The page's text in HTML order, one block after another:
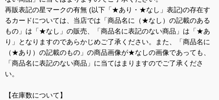
再販表記の星マークの有無 (以下「★あり・★なし」表記)の存在す
るカードについては、当店では「商品名に（★なし）の記載のある
もの」は「★なし」の販売、「商品名に表記のない商品」は「★あ
り」となりますのであらかじめご了承ください。また、「商品名に
（★あり）の記載のもの」の商品画像が★なしの画像であっても、
「商品名に表記のない商品」に当てはまりますのでご了承くださ
い。
【在庫数について】